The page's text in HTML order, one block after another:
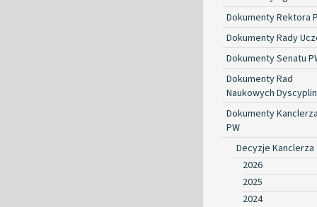
Dokumenty Rektora
Dokumenty Rady
Dokumenty Senatu
Dokumenty Rad
Naukowych Dyscyplin
Dokumenty Kanclerza
PW
Decyzje Kanclerza
2026
2025
2024